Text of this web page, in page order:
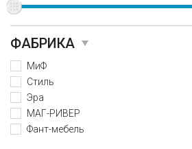
ФАБРИКА
МиФ
Стиль
Эра
МАГ-РИВЕР
Фант-мебель